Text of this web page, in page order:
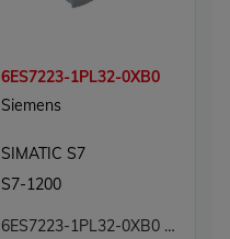
6ES7223-1PL32-0XB0
Siemens
SIMATIC S7
S7-1200
6ES7223-1PL32-0XB0 Module 32 entrées/sorties numériques TOR Carte 32E/S TOR Simatic S7 Siemens